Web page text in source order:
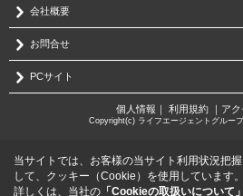
会社概要
お問合せ
PCサイト
個人情報 ｜ 利用規約｜ ア
Copyright(c) ライフエージェントグルー
当サイトでは、お客様の当サイト利用状況把
して、クッキー（Cookie）を使用しています。
詳しくは、当社の 「Cookieの取扱いについて」